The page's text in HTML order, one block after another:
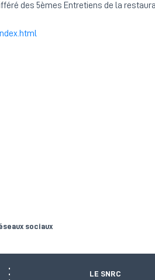
des 5èmes Entretiens de la
sociaux
LE SNRC